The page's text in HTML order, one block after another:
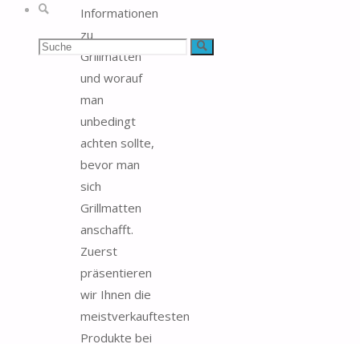
Suche
Suchen Suche
Informationen
zu
Grillmatten
und worauf
man
unbedingt
achten sollte,
bevor man
sich
Grillmatten
anschafft.
Zuerst
präsentieren
wir Ihnen die
meistverkauftesten
Produkte bei